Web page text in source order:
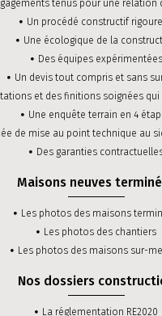
tenus pour une relation
Un procédé constructif
Une écologique de la
Des équipes expérimentées
Un devis tout compris et sans
et des finitions soignées
Une enquête terrain en 4
de mise au point technique au
Des garanties
Maisons neuves
Les photos des maisons
Les photos des chantiers
Les photos des maisons sur-
Nos dossiers
La réglementation RE2020